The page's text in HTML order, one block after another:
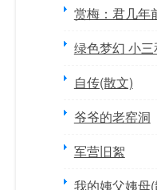
赏梅：君几年
绿色梦幻 小三
自传(散文)
爷爷的老窑洞
军营旧絮
我的姨父姨母